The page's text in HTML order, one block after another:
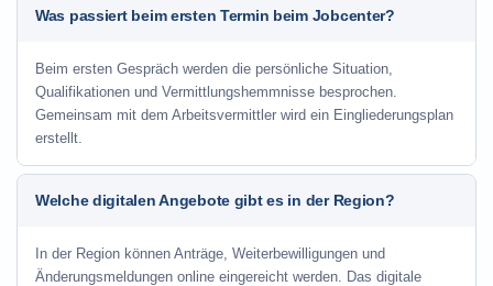
Was passiert beim ersten Termin beim Jobcenter?
Beim ersten Gespräch werden die persönliche Situation,
Qualifikationen und Vermittlungshemmnisse besprochen.
Gemeinsam mit dem Arbeitsvermittler wird ein Eingliederungsplan
erstellt.
Welche digitalen Angebote gibt es in der Region?
In der Region können Anträge, Weiterbewilligungen und
Änderungsmeldungen online eingereicht werden. Das digitale